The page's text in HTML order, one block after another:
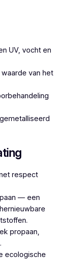
UV, vocht en
van het
respect
— een
propaan,
ecologische